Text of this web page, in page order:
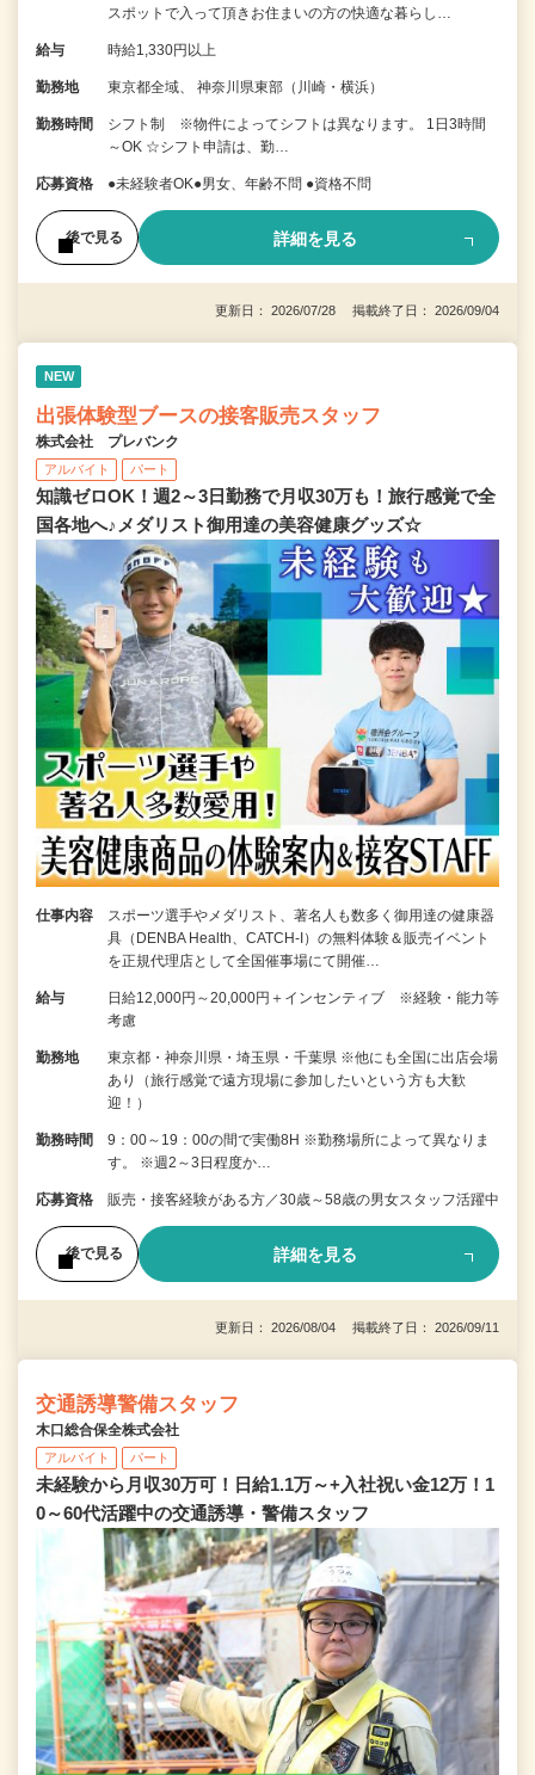
スポットで入って頂きお住まいの方の快適な暮らし…
給与 時給1,330円以上
勤務地 東京都全域、 神奈川県東部（川崎・横浜）
勤務時間
シフト制 ※物件によってシフトは異なります。 1日3時間
～OK ☆シフト申請は、勤…
応募資格 ●未経験者OK●男女、年齢不問 ●資格不問
後で見る 詳細を見る
更新日： 2026/07/28 掲載終了日： 2026/09/04
NEW
出張体験型ブースの接客販売スタッフ
株式会社 プレバンク
アルバイト パート
知識ゼロOK！週2～3日勤務で月収30万も！旅行感覚で全
国各地へ♪メダリスト御用達の美容健康グッズ☆
仕事内容
スポーツ選手やメダリスト、著名人も数多く御用達の健康器
具（DENBA Health、CATCH-I）の無料体験＆販売イベント
を正規代理店として全国催事場にて開催…
給与
日給12,000円～20,000円＋インセンティブ ※経験・能力等
考慮
勤務地
東京都・神奈川県・埼玉県・千葉県 ※他にも全国に出店会場
あり（旅行感覚で遠方現場に参加したいという方も大歓
迎！）
勤務時間
9：00～19：00の間で実働8H ※勤務場所によって異なりま
す。 ※週2～3日程度か…
応募資格 販売・接客経験がある方／30歳～58歳の男女スタッフ活躍中
後で見る 詳細を見る
更新日： 2026/08/04 掲載終了日： 2026/09/11
交通誘導警備スタッフ
木口総合保全株式会社
アルバイト パート
未経験から月収30万可！日給1.1万～+入社祝い金12万！1
0～60代活躍中の交通誘導・警備スタッフ